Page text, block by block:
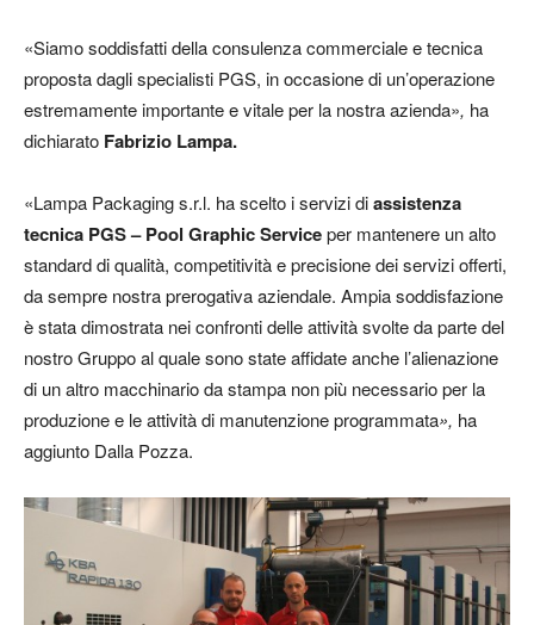
«Siamo soddisfatti della consulenza commerciale e tecnica
proposta dagli specialisti PGS, in occasione di un’operazione
estremamente importante e vitale per la nostra azienda», ha
dichiarato Fabrizio Lampa.
«Lampa Packaging s.r.l. ha scelto i servizi diassistenza
tecnica PGS – Pool Graphic Serviceper mantenere un alto
standard di qualità, competitività e precisione dei servizi offerti,
da sempre nostra prerogativa aziendale. Ampia soddisfazione
è stata dimostrata nei confronti delle attività svolte da parte del
nostro Gruppo al quale sono state affidate anche l’alienazione
di un altro macchinario da stampa non più necessario per la
produzione e le attività di manutenzione programmata», ha
aggiunto Dalla Pozza.